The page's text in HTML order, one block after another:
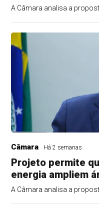
A Câmara analisa a
Câmara Há 2 semanas
Projeto permite
energia ampliem
A Câmara analisa a